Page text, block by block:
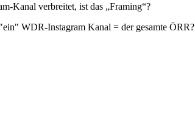
verbreitet, ist das „Framing“?
WDR-Instagram Kanal = der gesamte ÖRR?